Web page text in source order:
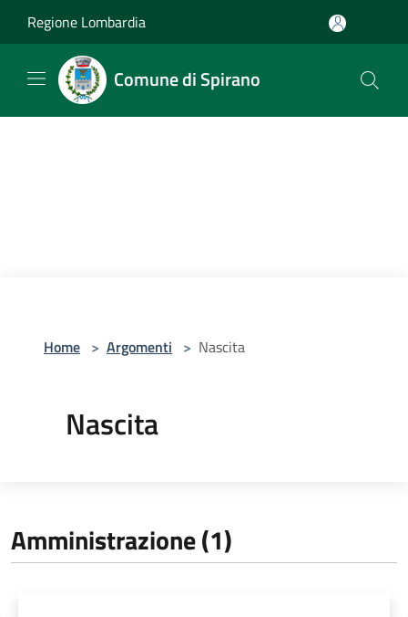
Regione Lombardia
Comune di Spirano
Home > Argomenti > Nascita
Nascita
Amministrazione (1)